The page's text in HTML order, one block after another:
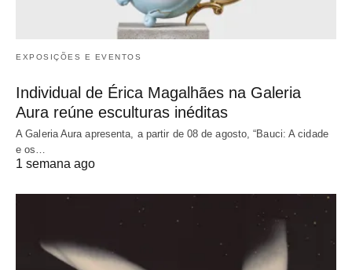
EXPOSIÇÕES E EVENTOS
Individual de Érica Magalhães na Galeria
Aura reúne esculturas inéditas
A Galeria Aura apresenta, a partir de 08 de agosto, “Bauci: A cidade
e os…
1 semana ago